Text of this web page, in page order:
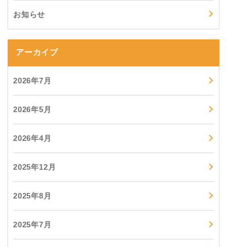
お知らせ
アーカイブ
2026年7月
2026年5月
2026年4月
2025年12月
2025年8月
2025年7月